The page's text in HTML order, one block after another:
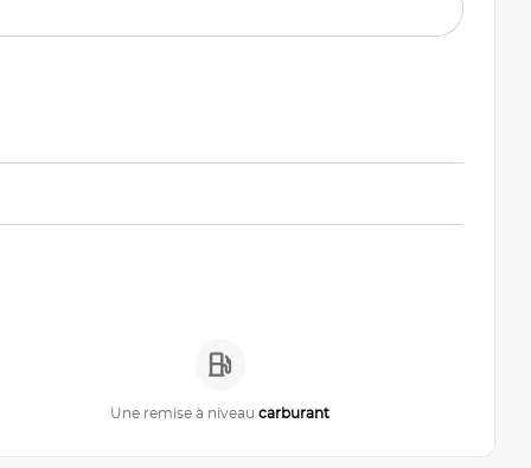
Une remise à niveaucarburant